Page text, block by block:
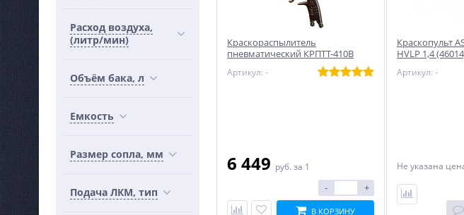
Расход воздуха,
(литр/мин)
Объём бака, л
Емкость
Размер сопла, мм
Подача ЛКМ, тип
Краскораспылитель
пневматический КРПТТ-410В
Артикул: -
6 449 руб. за 1
- +
В КОРЗИНУ
Краскопульт
HVLP 1,4
Артикул: -
Не указана